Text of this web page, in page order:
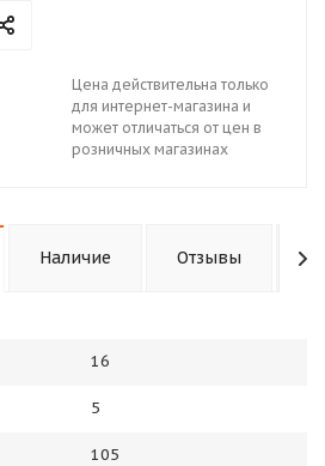
Цена действительна только
для интернет-магазина и
может отличаться от цен в
розничных магазинах
Наличие Отзывы
16
5
105